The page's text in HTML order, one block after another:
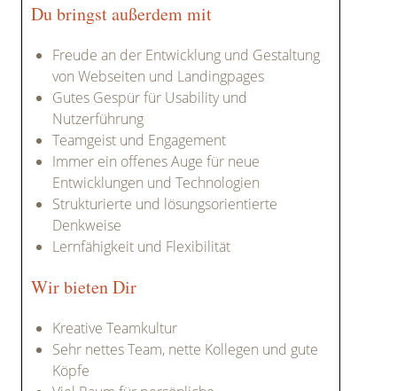
Du bringst außerdem mit
Freude an der Entwicklung und Gestaltung
von Webseiten und Landingpages
Gutes Gespür für Usability und
Nutzerführung
Teamgeist und Engagement
Immer ein offenes Auge für neue
Entwicklungen und Technologien
Strukturierte und lösungsorientierte
Denkweise
Lernfähigkeit und Flexibilität
Wir bieten Dir
Kreative Teamkultur
Sehr nettes Team, nette Kollegen und gute
Köpfe